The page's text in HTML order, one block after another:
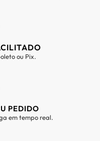
ou Pix.
PEDIDO
em tempo real.